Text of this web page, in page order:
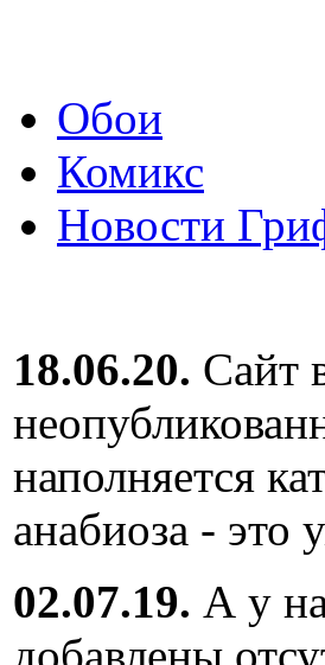
Обои
Комикс
Новости
18.06.20. Сайт
наполняется
анабиоза - это
02.07.19. А у